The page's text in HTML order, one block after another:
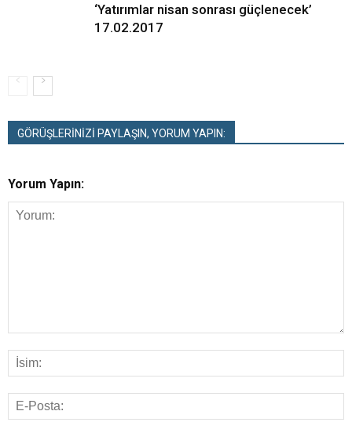
‘Yatırımlar nisan sonrası güçlenecek’
17.02.2017
GÖRÜŞLERİNİZİ PAYLAŞIN, YORUM YAPIN:
Yorum Yapın: